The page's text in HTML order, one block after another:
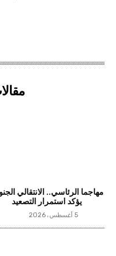
مهاجما الرئاسي.. الانتقالي
يؤكد استمرار التصعيد
5 أغسطس، 2026